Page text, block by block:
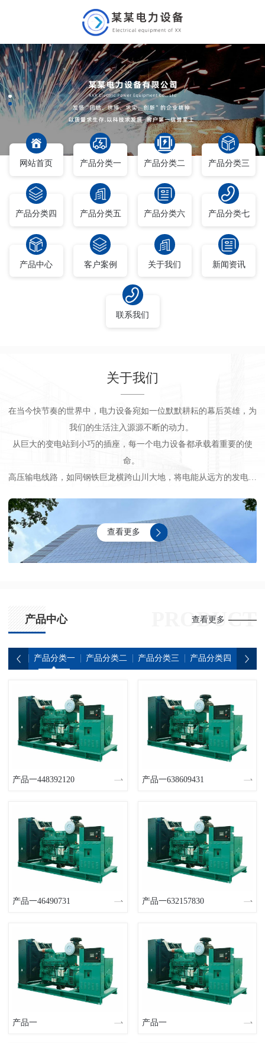
网站首页 产品分类一 产品分类二 产品分类三
产品分类四 产品分类五 产品分类六 产品分类七
产品中心 客户案例 关于我们 新闻资讯
联系我们
关于我们
在当今快节奏的世界中，电力设备宛如一位默默耕耘的幕后英雄，为
我们的生活注入源源不断的动力。
从巨大的变电站到小巧的插座，每一个电力设备都承载着重要的使
命。
高压输电线路，如同钢铁巨龙横跨山川大地，将电能从远方的发电厂
变压器，是电能的 “调节大师”。它将高压电转换为适合使用的电
压，为工厂、学校、医院等场所提供安全可靠的电力支持。
查看更多
产品中心 PRODUCT
查看更多
产品分类一 产品分类二 产品分类三 产品分类四 产品
产品一448392120 产品一638609431
产品一46490731 产品一632157830
产品一 产品一